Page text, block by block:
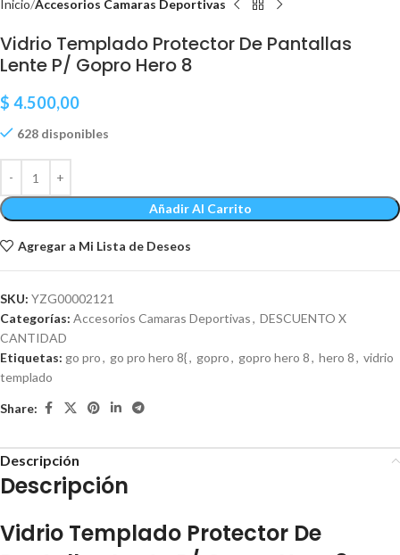
Inicio Accesorios Camaras Deportivas
Vidrio Templado Protector De Pantallas
Lente P/ Gopro Hero 8
$ 4.500,00
628 disponibles
Añadir Al Carrito
Agregar a Mi Lista de Deseos
SKU: YZG00002121
Categorías: Accesorios Camaras Deportivas, DESCUENTO X
CANTIDAD
Etiquetas: go pro, go pro hero 8{, gopro, gopro hero 8, hero 8, vidrio
templado
Share:
Descripción
Descripción
Vidrio Templado Protector De